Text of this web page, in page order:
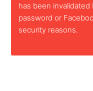
has been
password or
security reasons.